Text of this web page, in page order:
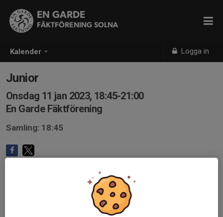
Kalender Logga in
EN GARDE
FÄKTFÖRENING SOLNA
Junior
Onsdag 11 jan 2023, 18:45-21:00
En Garde Fäktförening
Samling: 18:45